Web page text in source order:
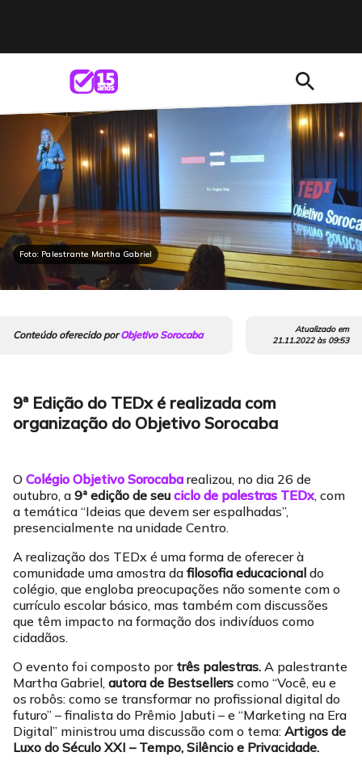
search
Foto: Palestrante Martha Gabriel
Conteúdo oferecido porObjetivo Sorocaba
Atualizado em
21.11.2022às 09:53
9ª Edição do TEDx é realizada com
organização do Objetivo Sorocaba
O Colégio Objetivo Sorocaba realizou, no dia 26 de
outubro, a 9ª edição de seu ciclo de palestras TEDx, com
a temática “Ideias que devem ser espalhadas”,
presencialmente na unidade Centro.
A realização dos TEDx é uma forma de oferecer à
comunidade uma amostra da filosofia educacional do
colégio, que engloba preocupações não somente com o
currículo escolar básico, mas também com discussões
que têm impacto na formação dos indivíduos como
cidadãos.
O evento foi composto por três palestras. A palestrante
Martha Gabriel, autora de Bestsellers como “Você, eu e
os robôs: como se transformar no profissional digital do
futuro” – finalista do Prêmio Jabuti – e “Marketing na Era
Digital” ministrou uma discussão com o tema: Artigos de
Luxo do Século XXI – Tempo, Silêncio e Privacidade.